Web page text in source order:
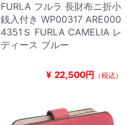
FURLA フルラ 長財布ニ折小
銭入付き WP00317 ARE000
4351Ｓ FURLA CAMELIA レ
ディース ブルー
¥ 22,500円 （税込）